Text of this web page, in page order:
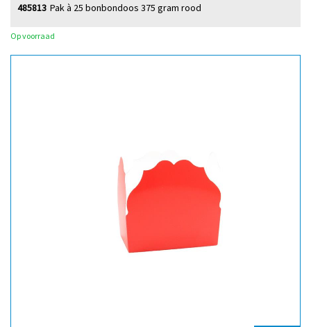
Pak à 25 bonbondoos 375 gram rood
485813
Op voorraad